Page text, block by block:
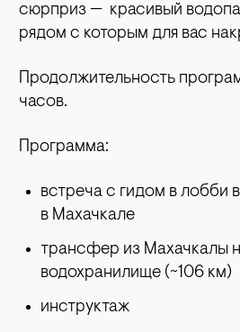
сюрприз — красивый
рядом с которым для вас
Продолжительность
часов.
Программа:
встреча с гидом в лобби
в Махачкале
трансфер из Махачкалы
водохранилище (~106 км)
инструктаж